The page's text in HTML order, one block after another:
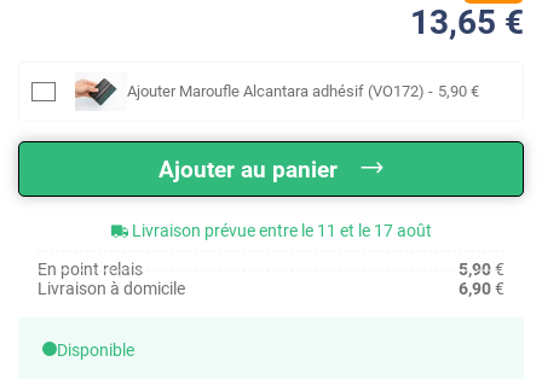
13,65 €
Ajouter Maroufle Alcantara adhésif (VO172) - 5,90 €
Ajouter au panier
Livraison prévue entre le 11 et le 17 août
En point relais
5,90€
Livraison à domicile
6,90€
Disponible